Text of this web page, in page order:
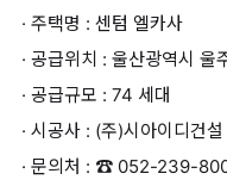
· 주택명 : 센텀 엘카사
· 공급위치 : 울산광역시
· 공급규모 : 74 세대
· 시공사 : (주)시아이디건설
· 문의처 : ☎ 052-239-